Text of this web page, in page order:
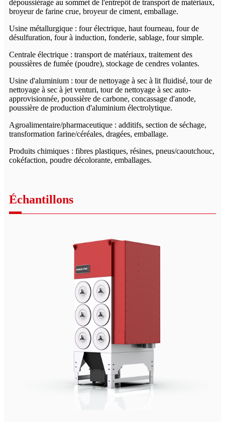
dépoussiérage au sommet de l'entrepôt de transport de matériaux,
broyeur de farine crue, broyeur de ciment, emballage.
Usine métallurgique : four électrique, haut fourneau, four de
désulfuration, four à induction, fonderie, sablage, four simple.
Centrale électrique : transport de matériaux, traitement des
poussières de fumée (poudre), stockage de cendres volantes.
Usine d'aluminium : tour de nettoyage à sec à lit fluidisé, tour de
nettoyage à sec à jet venturi, tour de nettoyage à sec auto-
approvisionnée, poussière de carbone, concassage d'anode,
poussière de production d'aluminium électrolytique.
Agroalimentaire/pharmaceutique : additifs, section de séchage,
transformation farine/céréales, dragées, emballage.
Produits chimiques : fibres plastiques, résines, pneus/caoutchouc,
cokéfaction, poudre décolorante, emballages.
Échantillons